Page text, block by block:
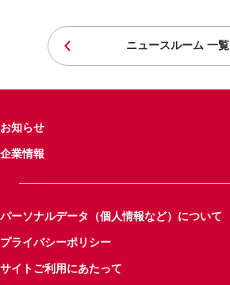
ニュースルーム 一覧
お知らせ
企業情報
パーソナルデータ（個人情報など）について
プライバシーポリシー
サイトご利用にあたって